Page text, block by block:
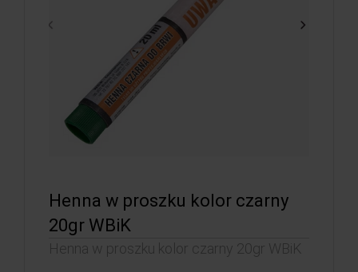
Henna w proszku kolor czarny
20gr WBiK
Henna w proszku kolor czarny 20gr WBiK